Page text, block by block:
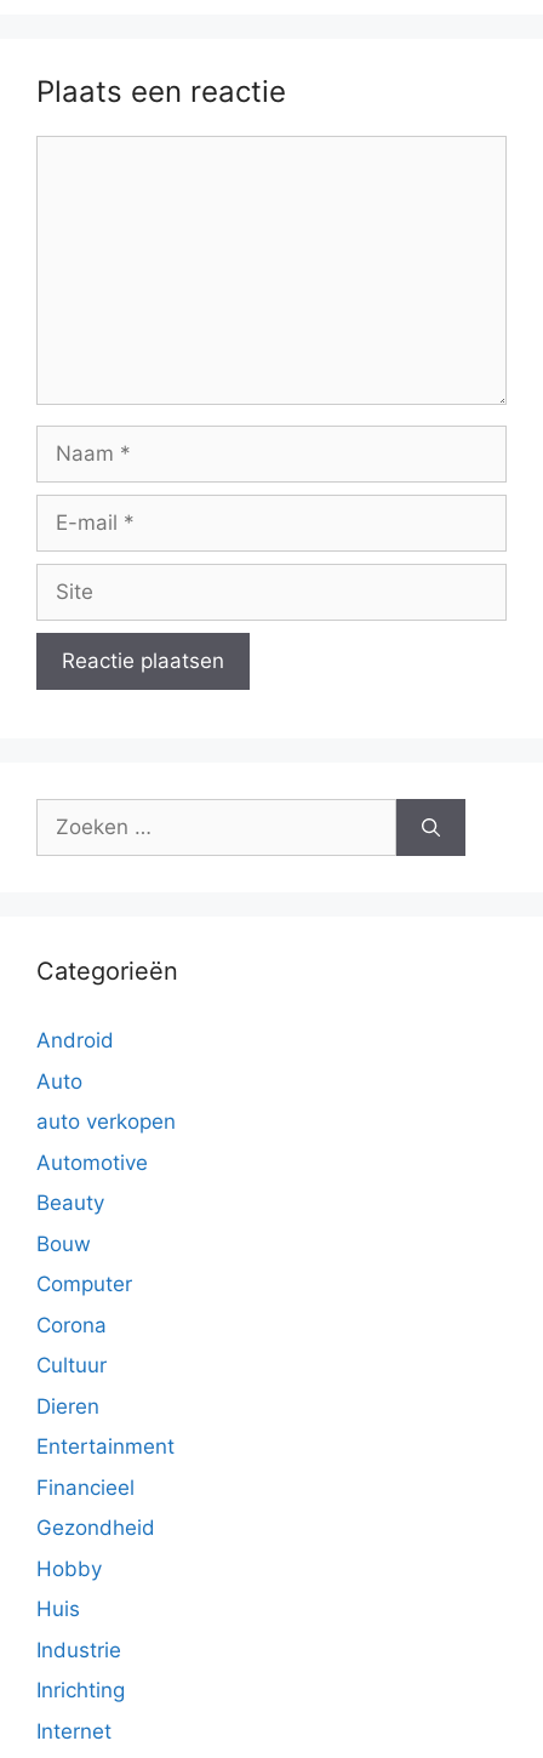
Plaats een reactie
Naam
Site
Zoek
Categorieën
Android
Auto
auto verkopen
Automotive
Beauty
Bouw
Computer
Corona
Cultuur
Dieren
Entertainment
Financieel
Gezondheid
Hobby
Huis
Industrie
Inrichting
Internet